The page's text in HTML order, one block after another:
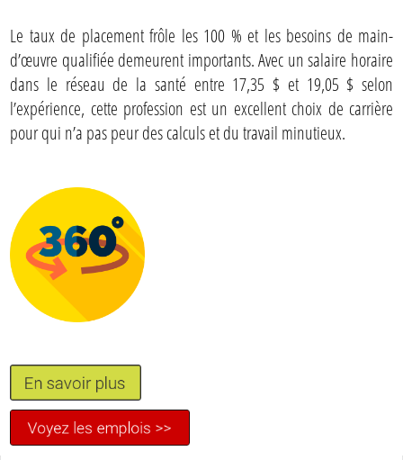
Le taux de placement frôle les 100 % et les besoins de main-
d’œuvre qualifiée demeurent importants. Avec un salaire horaire
dans le réseau de la santé entre 17,35 $ et 19,05 $ selon
l’expérience, cette profession est un excellent choix de carrière
pour qui n’a pas peur des calculs et du travail minutieux.